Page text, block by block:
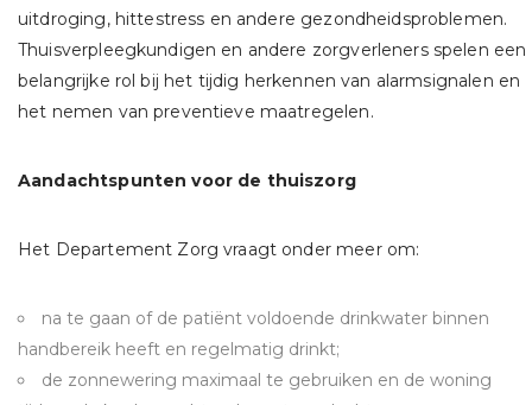
uitdroging, hittestress en andere gezondheidsproblemen.
Thuisverpleegkundigen en andere zorgverleners spelen een
belangrijke rol bij het tijdig herkennen van alarmsignalen en
het nemen van preventieve maatregelen.
Aandachtspunten voor de thuiszorg
Het Departement Zorg vraagt onder meer om:
na te gaan of de patiënt voldoende drinkwater binnen
handbereik heeft en regelmatig drinkt;
de zonnewering maximaal te gebruiken en de woning